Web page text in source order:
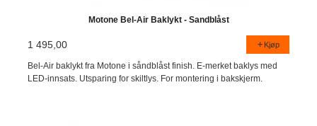
Motone Bel-Air Baklykt - Sandblåst
1 495,00 Kjøp
Bel-Air baklykt fra Motone i såndblåst finish. E-merket baklys med
LED-innsats. Utsparing for skiltlys. For montering i bakskjerm.